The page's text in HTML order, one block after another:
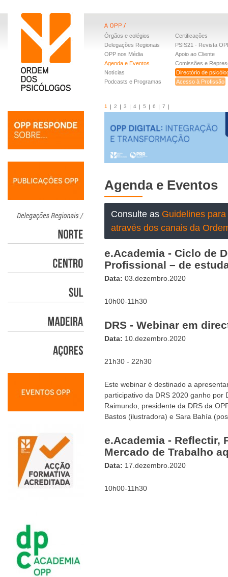
Órgãos e colégios
Delegações Regionais
OPP nos Média
Agenda e Eventos
Notícias
Podcasts e Programas
Certificações
PSIS21 - Revista
Apoio ao Cliente
Comissões e
Directório de
Acesso à Profissão
1 2 3 4 5 6 7
Agenda e Eventos
Consulte as Guidelines
através dos canais da
e.Academia - Ciclo de
Profissional – de
Data: 03.dezembro.2020
10h00-11h30
DRS - Webinar em
Data: 10.dezembro.2020
21h30 - 22h30
Este webinar é destinado a
participativo da DRS 2020 ganho por
Raimundo , presidente da DRS da
Bastos (ilustradora) e Sara Bahía
e.Academia - Reflectir,
Mercado de Trabalho
Data: 17.dezembro.2020
10h00-11h30